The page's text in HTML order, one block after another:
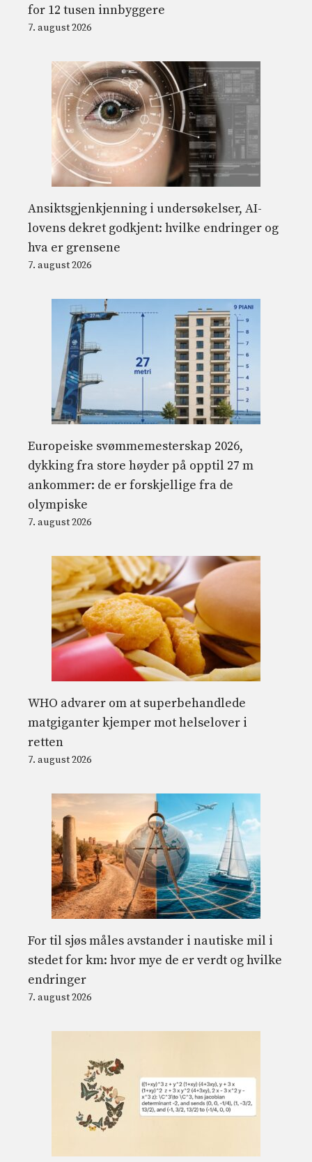
for 12 tusen innbyggere
7. august 2026
Ansiktsgjenkjenning i undersøkelser, AI-
lovens dekret godkjent: hvilke endringer og
hva er grensene
7. august 2026
Europeiske svømmemesterskap 2026,
dykking fra store høyder på opptil 27 m
ankommer: de er forskjellige fra de
olympiske
7. august 2026
WHO advarer om at superbehandlede
matgiganter kjemper mot helselover i
retten
7. august 2026
For til sjøs måles avstander i nautiske mil i
stedet for km: hvor mye de er verdt og hvilke
endringer
7. august 2026